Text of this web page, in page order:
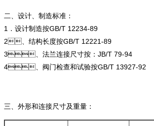
二、设计、制造标准：
1．设计制造按GB/T 12234-89
2、结构长度按GB/T 12221-89
3、法兰连接尺寸按：JB/T 79-94
4、阀门检查和试验按GB/T 13927-92
三、外形和连接尺寸及重量：